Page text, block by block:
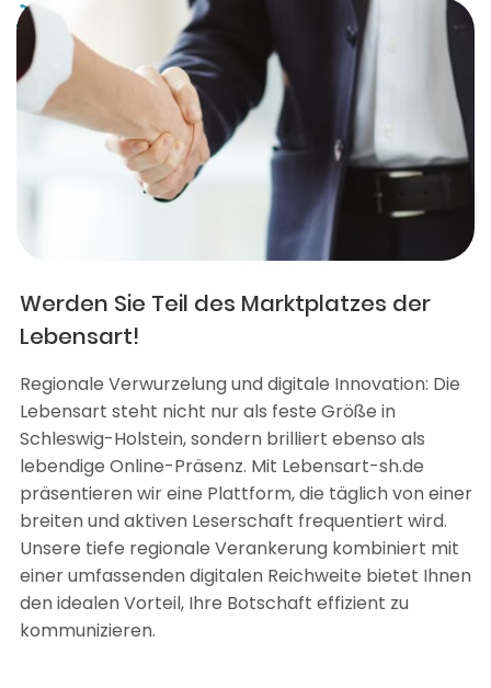
Werden Sie Teil des Marktplatzes der
Lebensart!
Regionale Verwurzelung und digitale Innovation: Die
Lebensart steht nicht nur als feste Größe in
Schleswig-Holstein, sondern brilliert ebenso als
lebendige Online-Präsenz. Mit Lebensart-sh.de
präsentieren wir eine Plattform, die täglich von einer
breiten und aktiven Leserschaft frequentiert wird.
Unsere tiefe regionale Verankerung kombiniert mit
einer umfassenden digitalen Reichweite bietet Ihnen
den idealen Vorteil, Ihre Botschaft effizient zu
kommunizieren.